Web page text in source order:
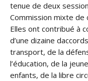
tenue de deux
Commission mixte de
Elles ont contribué à
d’une dizaine
transport, de la
l’éducation, de la
enfants, de la libre